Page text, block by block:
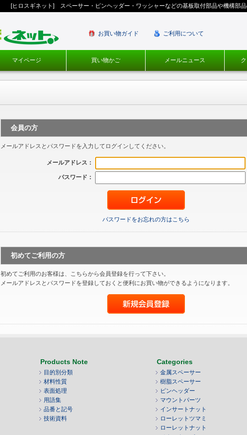
[ヒロスギネット] スペーサー・ピンヘッダー・ワッシャーなどの基板取付部品や機構部品
お買い物ガイド ご利用について
マイページ 買い物かご メールニュース
会員の方
メールアドレスとパスワードを入力してログインしてください。
メールアドレス：
パスワード：
パスワードをお忘れの方はこちら
初めてご利用の方
初めてご利用のお客様は、こちらから会員登録を行って下さい。
メールアドレスとパスワードを登録しておくと便利にお買い物ができるようになります。
Products Note
目的別分類
材料性質
表面処理
用語集
品番と記号
技術資料
Categories
金属スペーサー
樹脂スペーサー
ピンヘッダー
マウントパーツ
インサートナット
ローレットツマミ
ローレットナット